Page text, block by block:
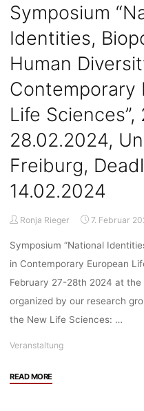
AI
Bringing
Together
Interdisciplinary
Approaches”,
10.-12.04.2024,
München"
Symposium
Identities,
Human
Contemporary
Life Sciences”,
28.02.2024,
Freiburg,
14.02.2024
Ronja Rieger 7. Februar
Symposium “National
in Contemporary European
February 27-28th 2024 at
organized by our research
the New Life Sciences: …
Veranstaltung
READ MORE"Veranstaltung: